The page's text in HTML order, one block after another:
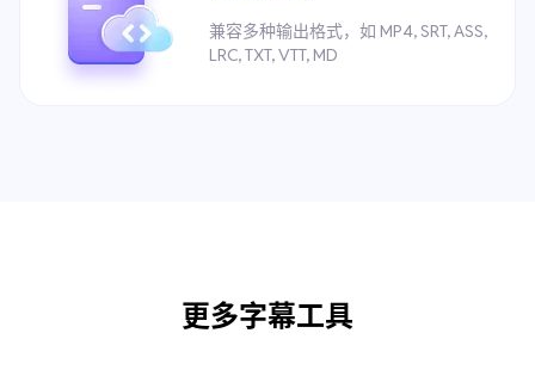
兼容多种输出格式，如 MP4, SRT, ASS,
LRC, TXT, VTT, MD
更多字幕工具